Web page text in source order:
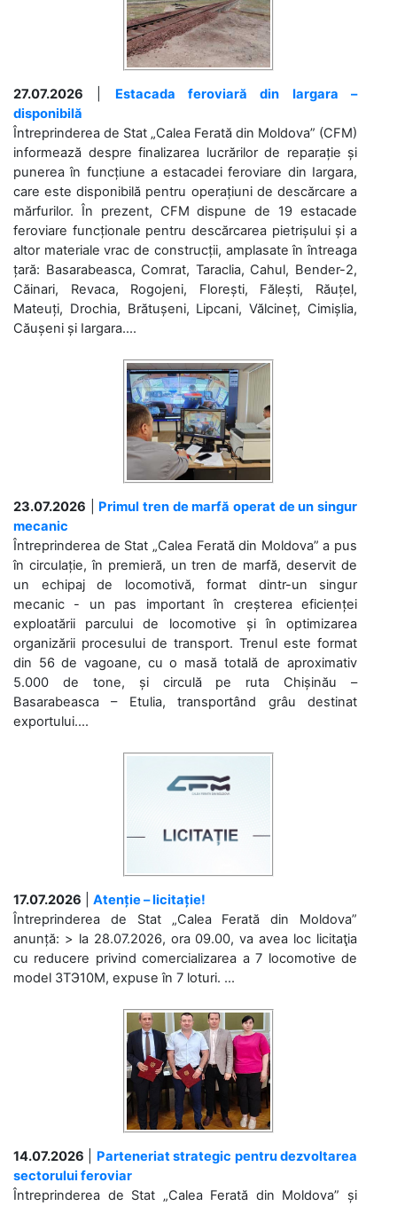
27.07.2026
Estacada feroviară din Iargara –
disponibilă
Întreprinderea de Stat „Calea Ferată din Moldova” (CFM)
informează despre finalizarea lucrărilor de reparație și
punerea în funcțiune a estacadei feroviare din Iargara,
care este disponibilă pentru operațiuni de descărcare a
mărfurilor. În prezent, CFM dispune de 19 estacade
feroviare funcționale pentru descărcarea pietrișului și a
altor materiale vrac de construcții, amplasate în întreaga
țară: Basarabeasca, Comrat, Taraclia, Cahul, Bender-2,
Căinari, Revaca, Rogojeni, Florești, Fălești, Răuțel,
Mateuți, Drochia, Brătușeni, Lipcani, Vălcineț, Cimișlia,
Căușeni și Iargara....
23.07.2026
Primul tren de marfă operat de un singur
mecanic
Întreprinderea de Stat „Calea Ferată din Moldova” a pus
în circulație, în premieră, un tren de marfă, deservit de
un echipaj de locomotivă, format dintr-un singur
mecanic - un pas important în creșterea eficienței
exploatării parcului de locomotive și în optimizarea
organizării procesului de transport. Trenul este format
din 56 de vagoane, cu o masă totală de aproximativ
5.000 de tone, și circulă pe ruta Chișinău –
Basarabeasca – Etulia, transportând grâu destinat
exportului....
17.07.2026
Atenție – licitație!
Întreprinderea de Stat „Calea Ferată din Moldova”
anunță: > la 28.07.2026, ora 09.00, va avea loc licitaţia
cu reducere privind comercializarea a 7 locomotive de
model 3ТЭ10М, expuse în 7 loturi. ...
14.07.2026
Parteneriat strategic pentru dezvoltarea
sectorului feroviar
Întreprinderea de Stat „Calea Ferată din Moldova” și